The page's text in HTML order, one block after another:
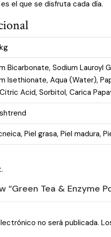
el que se disfruta cada día.
Bicarbonate, Sodium Lauroyl
Isethionate, Aqua (Water),
Acid, Sorbitol, Carica
, Piel grasa, Piel madura,
Tea & Enzyme
no será publicada.